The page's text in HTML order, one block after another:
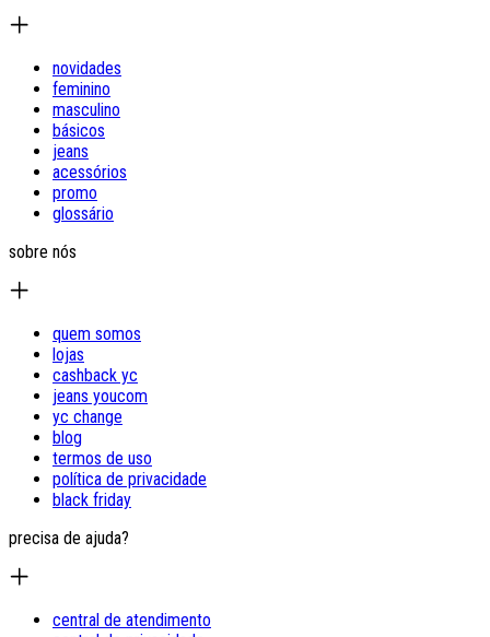
novidades
feminino
masculino
básicos
jeans
acessórios
promo
glossário
sobre nós
quem somos
lojas
cashback yc
jeans youcom
yc change
blog
termos de uso
política de privacidade
black friday
precisa de ajuda?
central de atendimento